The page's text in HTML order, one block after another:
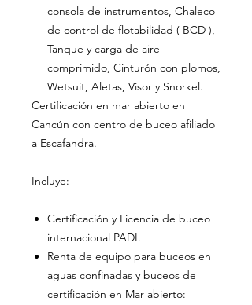
consola de instrumentos, Chaleco
de control de flotabilidad ( BCD ),
Tanque y carga de aire
comprimido, Cinturón con plomos,
Wetsuit, Aletas, Visor y Snorkel.
Certificación en mar abierto en
Cancún con centro de buceo afiliado
a Escafandra.
Incluye:
Certificación y Licencia de buceo
internacional PADI.
Renta de equipo para buceos en
aguas confinadas y buceos de
certificación en Mar abierto: